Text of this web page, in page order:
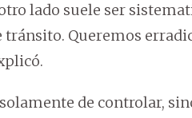
lado suele ser
Queremos
de controlar,